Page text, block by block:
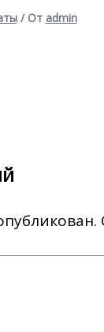
/ От admin